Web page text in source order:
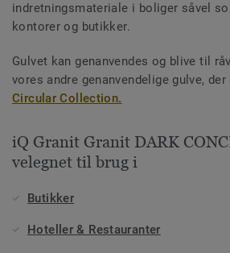
indretningsmateriale i boliger såvel
kontorer og butikker.
Gulvet kan genanvendes og blive til
vores andre genanvendelige gulve,
Circular Collection.
iQ Granit Granit DARK
velegnet til brug i
Butikker
Hoteller & Restauranter